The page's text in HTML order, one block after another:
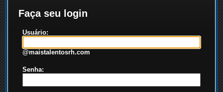
Faça seu login
Usuário:
@maistalentosrh.com
Senha: